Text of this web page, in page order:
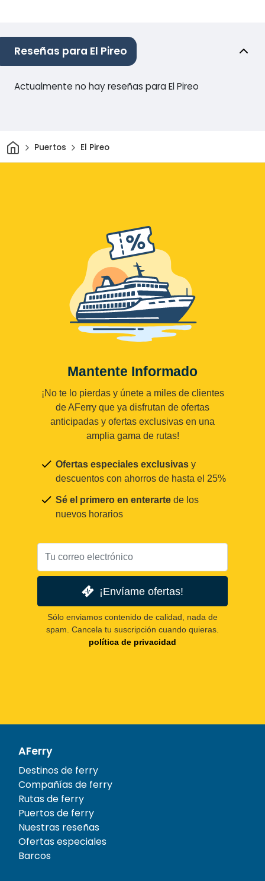
Reseñas para El Pireo
Actualmente no hay reseñas para El Pireo
InicioPuertos El Pireo
Mantente Informado
¡No te lo pierdas y únete a miles de clientes
de AFerry que ya disfrutan de ofertas
anticipadas y ofertas exclusivas en una
amplia gama de rutas!
Ofertas especiales exclusivas y
descuentos con ahorros de hasta el 25%
Sé el primero en enterarte de los
nuevos horarios
¡Envíame ofertas!
Sólo enviamos contenido de calidad, nada de
spam. Cancela tu suscripción cuando quieras.
política de privacidad
AFerry
Destinos de ferry
Compañías de ferry
Rutas de ferry
Puertos de ferry
Nuestras reseñas
Ofertas especiales
Barcos